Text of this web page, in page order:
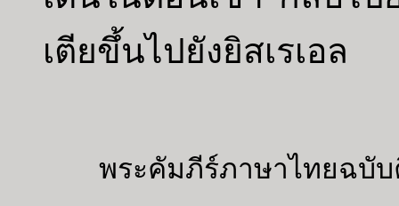
เตียขึ้นไปยังยิสเรเอล
พระคัมภีร์ภาษาไทยฉบับ